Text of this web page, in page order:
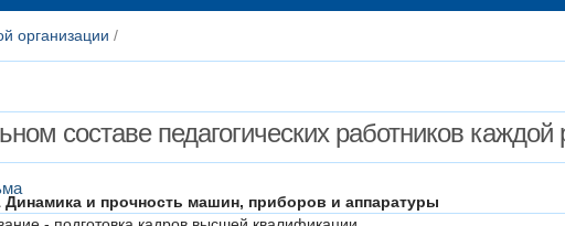
организации /
составе педагогических работников
Динамика и прочность машин, приборов и аппаратуры